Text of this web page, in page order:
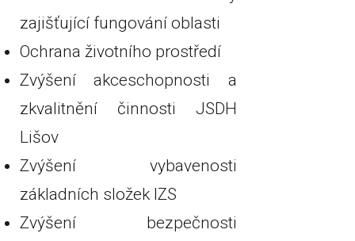
zajišťující fungování oblasti
Ochrana životního prostředí
Zvýšení akceschopnosti a
zkvalitnění činnosti JSDH
Lišov
Zvýšení vybavenosti
základních složek IZS
Zvýšení bezpečnosti